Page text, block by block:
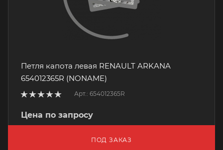
Петля капота левая RENAULT ARKANA
654012365R (NONAME)
Арт.: 654012365R
Цена по запросу
ПОД ЗАКАЗ